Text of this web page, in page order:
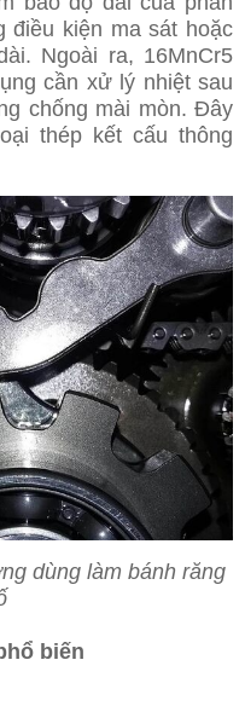
điều kiện ma sát hoặc
Ngoài ra, 16MnCr5
cần xử lý nhiệt sau
chống mài mòn. Đây
thép kết cấu thông
dùng làm bánh răng
biến